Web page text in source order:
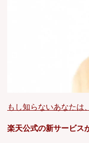
もし知らないあなたは
楽天公式の新サービス